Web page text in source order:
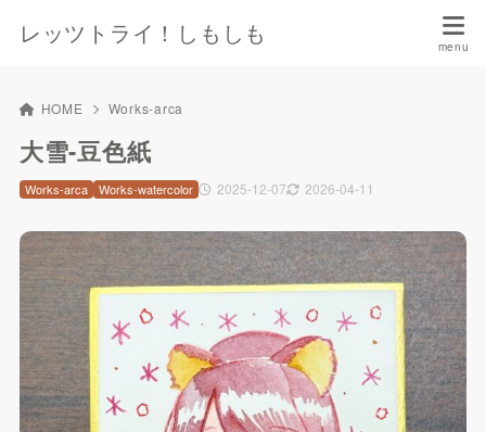
レッツトライ！しもしも
HOME Works-arca
大雪-豆色紙
2025-12-07 2026-04-11
Works-arca Works-watercolor